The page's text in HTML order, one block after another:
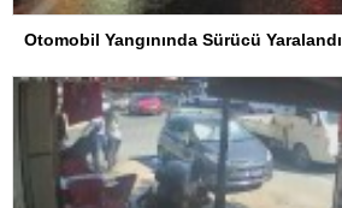
Otomobil Yangınında Sürücü Yaralandı